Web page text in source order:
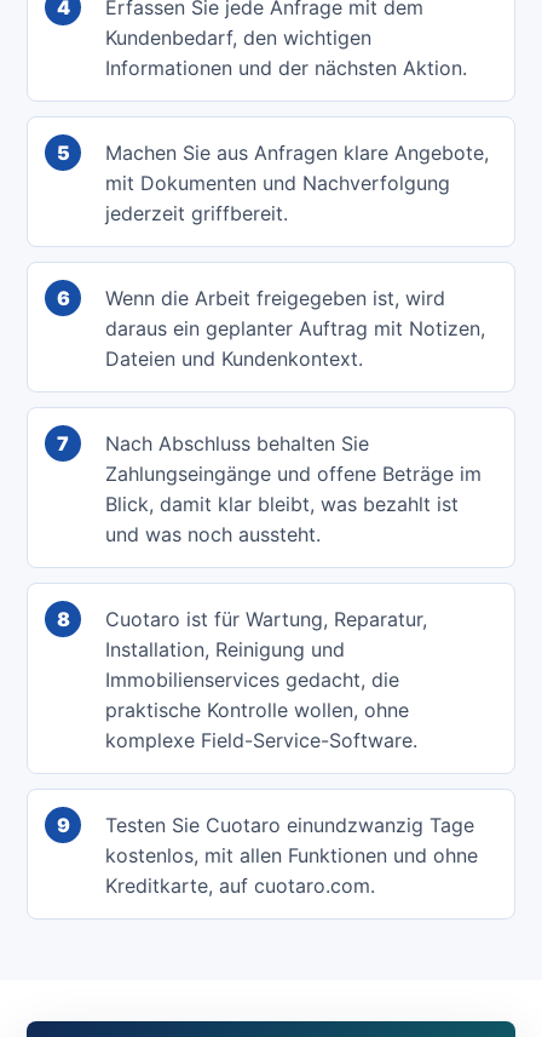
4
Erfassen Sie jede Anfrage mit dem
Kundenbedarf, den wichtigen
Informationen und der nächsten Aktion.
5
Machen Sie aus Anfragen klare Angebote,
mit Dokumenten und Nachverfolgung
jederzeit griffbereit.
6
Wenn die Arbeit freigegeben ist, wird
daraus ein geplanter Auftrag mit Notizen,
Dateien und Kundenkontext.
7
Nach Abschluss behalten Sie
Zahlungseingänge und offene Beträge im
Blick, damit klar bleibt, was bezahlt ist
und was noch aussteht.
8
Cuotaro ist für Wartung, Reparatur,
Installation, Reinigung und
Immobilienservices gedacht, die
praktische Kontrolle wollen, ohne
komplexe Field-Service-Software.
9
Testen Sie Cuotaro einundzwanzig Tage
kostenlos, mit allen Funktionen und ohne
Kreditkarte, auf cuotaro.com.